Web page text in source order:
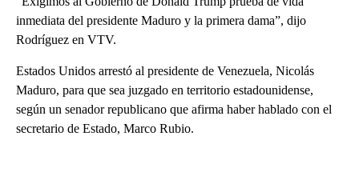
inmediata del presidente Maduro y la primera dama”, dijo
Rodríguez en VTV.
Estados Unidos arrestó al presidente de Venezuela, Nicolás
Maduro, para que sea juzgado en territorio estadounidense,
según un senador republicano que afirma haber hablado con el
secretario de Estado, Marco Rubio.